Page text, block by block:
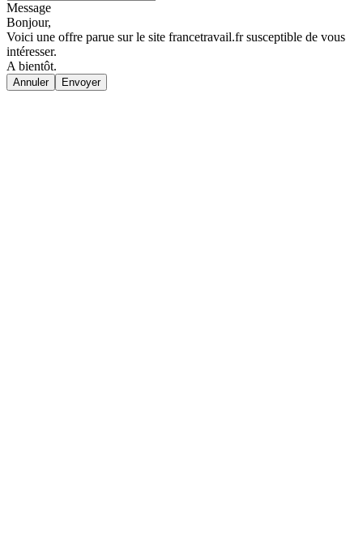
Message
Bonjour,
Voici une offre parue sur le site francetravail.fr susceptible de vous
intéresser.
A bientôt.
Annuler